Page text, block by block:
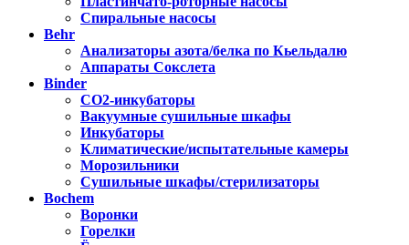
Спиральные насосы
Behr
Анализаторы азота/белка по Кьельдалю
Аппараты Сокслета
Binder
CO2-инкубаторы
Вакуумные сушильные шкафы
Инкубаторы
Климатические/испытательные камеры
Морозильники
Сушильные шкафы/стерилизаторы
Bochem
Воронки
Горелки